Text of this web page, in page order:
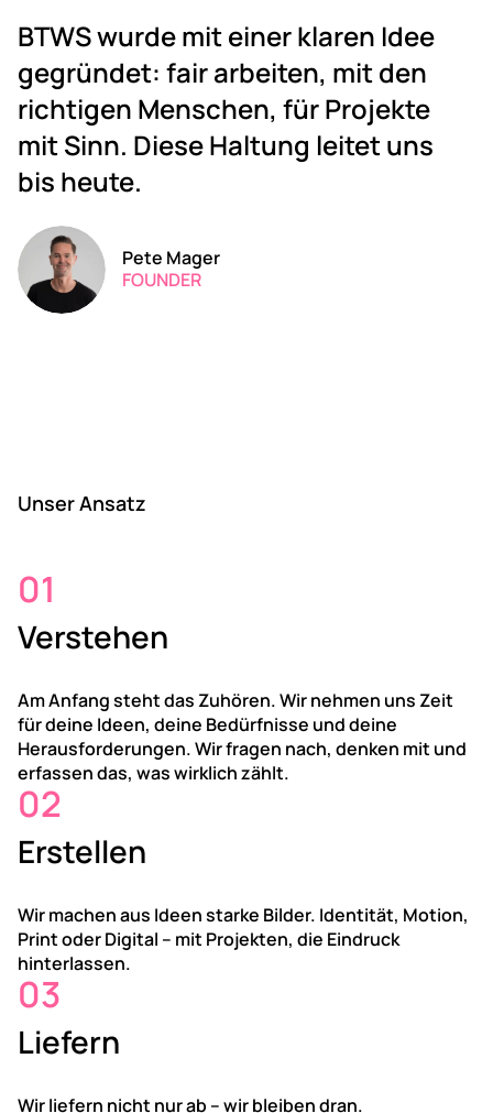
BTWS wurde mit einer klaren Idee
gegründet: fair arbeiten, mit den
richtigen Menschen, für Projekte
mit Sinn. Diese Haltung leitet uns
bis heute.
Pete Mager
FOUNDER
Unser Ansatz
01
Verstehen
Am Anfang steht das Zuhören. Wir nehmen uns Zeit
für deine Ideen, deine Bedürfnisse und deine
Herausforderungen. Wir fragen nach, denken mit und
erfassen das, was wirklich zählt.
02
Erstellen
Wir machen aus Ideen starke Bilder. Identität, Motion,
Print oder Digital – mit Projekten, die Eindruck
hinterlassen.
03
Liefern
Wir liefern nicht nur ab – wir bleiben dran.